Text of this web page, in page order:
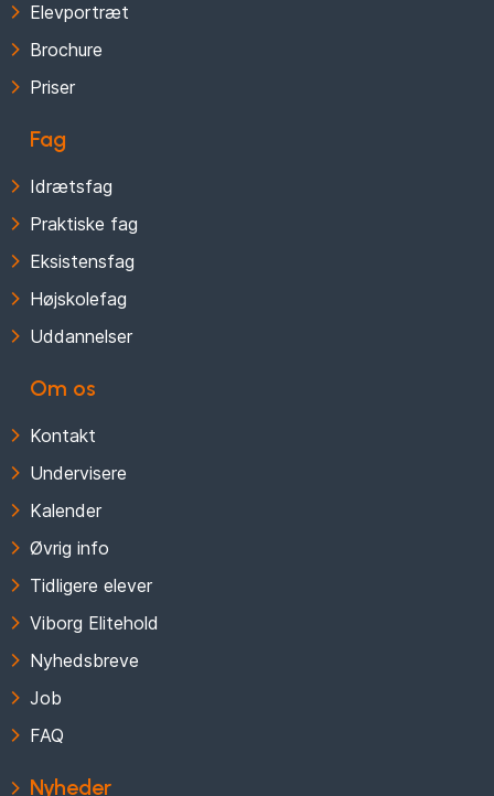
Elevportræt
Brochure
Priser
Fag
Idrætsfag
Praktiske fag
Eksistensfag
Højskolefag
Uddannelser
Om os
Kontakt
Undervisere
Kalender
Øvrig info
Tidligere elever
Viborg Elitehold
Nyhedsbreve
Job
FAQ
Nyheder